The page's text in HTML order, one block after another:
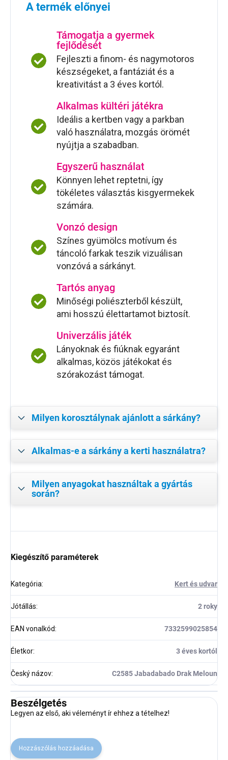
A termék előnyei
Támogatja a gyermek
fejlődését
Fejleszti a finom- és nagymotoros
készségeket, a fantáziát és a
kreativitást a 3 éves kortól.
Alkalmas kültéri játékra
Ideális a kertben vagy a parkban
való használatra, mozgás örömét
nyújtja a szabadban.
Egyszerű használat
Könnyen lehet reptetni, így
tökéletes választás kisgyermekek
számára.
Vonzó design
Színes gyümölcs motívum és
táncoló farkak teszik vizuálisan
vonzóvá a sárkányt.
Tartós anyag
Minőségi poliészterből készült,
ami hosszú élettartamot biztosít.
Univerzális játék
Lányoknak és fiúknak egyaránt
alkalmas, közös játékokat és
szórakozást támogat.
Milyen korosztálynak ajánlott a sárkány?
Alkalmas-e a sárkány a kerti használatra?
Milyen anyagokat használtak a gyártás
során?
Kiegészítő paraméterek
Kategória: Kert és udvar
Jótállás: 2 roky
EAN vonalkód: 7332599025854
Életkor: 3 éves kortól
Český názov: C2585 Jabadabado Drak Meloun
Beszélgetés
Legyen az első, aki véleményt ír ehhez a tételhez!
Hozzászólás hozzáadása